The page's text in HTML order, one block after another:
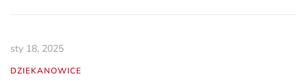
sty 18, 2025
DZIEKANOWICE